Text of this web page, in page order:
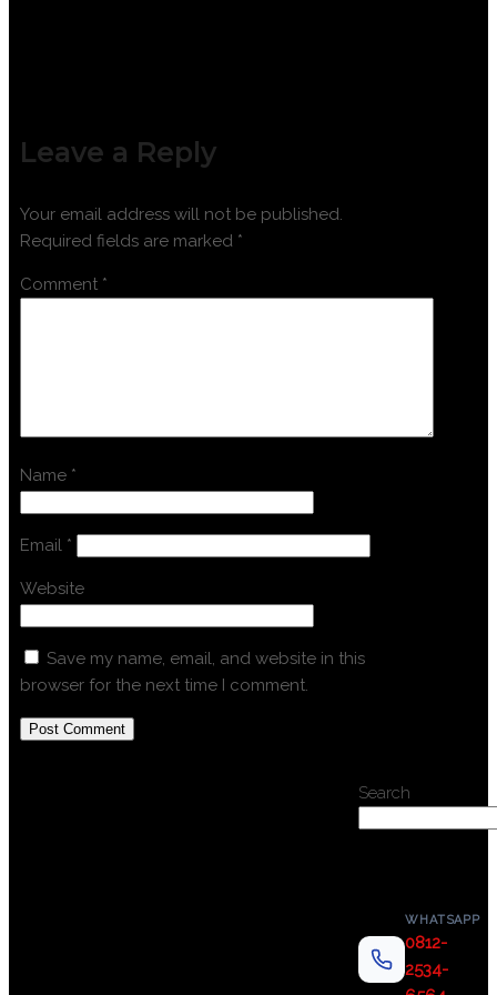
Leave a Reply
Your email address will not be published.
Required fields are marked *
Comment *
Name *
Email *
Website
Save my name, email, and website in this
browser for the next time I comment.
Search
WHATSAPP
0812-
2534-